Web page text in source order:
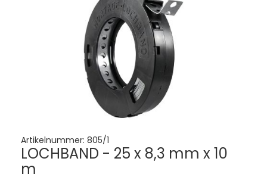
Artikelnummer: 805/1
LOCHBAND - 25 x 8,3 mm x 10
m